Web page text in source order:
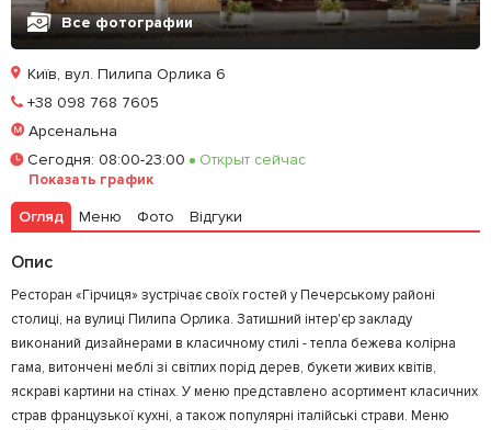
Все фотографии
Київ, вул. Пилипа Орлика 6
+38 098 768 7605
Арсенальна
Сегодня: 08:00-23:00 Открыт сейчас
Показать график
Огляд Меню Фото Відгуки
Опис
Ресторан «Гірчиця» зустрічає своїх гостей у Печерському районі
столиці, на вулиці Пилипа Орлика. Затишний інтер'єр закладу
виконаний дизайнерами в класичному стилі - тепла бежева колірна
гама, витончені меблі зі світлих порід дерев, букети живих квітів,
яскраві картини на стінах. У меню представлено асортимент класичних
страв французької кухні, а також популярні італійські страви. Меню